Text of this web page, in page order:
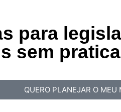
para
sem
QUERO PLANEJAR O MEU